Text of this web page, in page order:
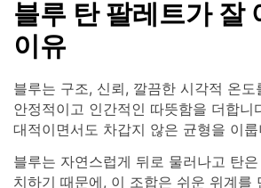
블루 탄 팔레트가 잘
이유
블루는 구조, 신뢰, 깔끔한 시각적 온도
안정적이고 인간적인 따뜻함을 더합니
대적이면서도 차갑지 않은 균형을 이룹
블루는 자연스럽게 뒤로 물러나고 탄
치하기 때문에, 이 조합은 쉬운 위계를